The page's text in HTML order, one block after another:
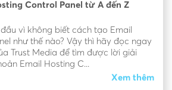
Control Panel từ A đến Z
vì không biết cách tạo Email
như thế nào? Vậy thì hãy đọc ngay
Trust Media để tìm được lời giải
Email Hosting C...
Xem thêm